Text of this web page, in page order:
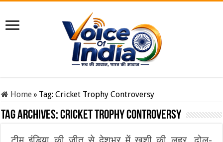
Home» Tag:Cricket Trophy Controversy
Tag Archives:Cricket Trophy Controversy